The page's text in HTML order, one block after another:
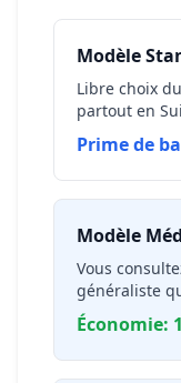
Modèle
Libre choix
partout en
Prime de
Modèle
Vous
généraliste
Économie: